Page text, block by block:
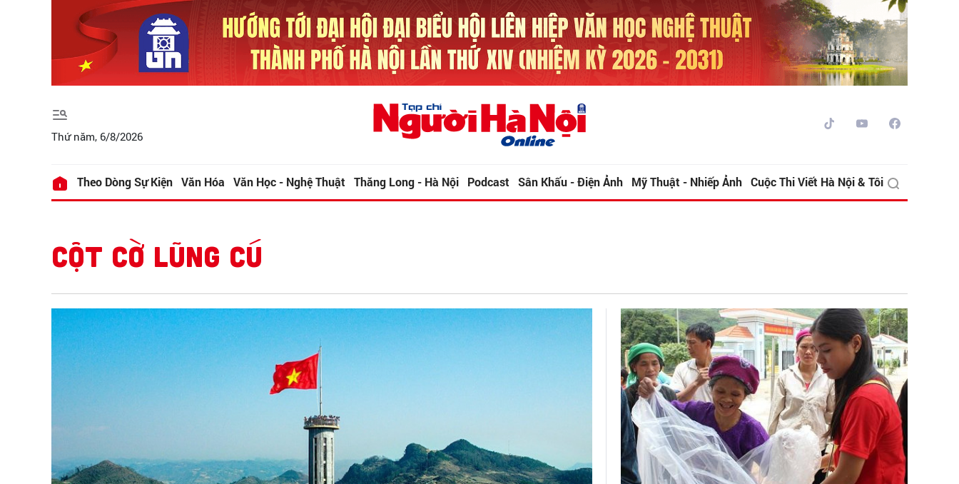
Thứ năm, 6/8/2026
Theo Dòng Sự Kiện Văn Hóa Văn Học - Nghệ Thuật Thăng Long - Hà Nội Podcast Sân Khấu - Điện Ảnh Mỹ Thuật - Nhiếp Ảnh Cuộc Thi Viết Hà Nội & Tôi
CỘT CỜ LŨNG CÚ